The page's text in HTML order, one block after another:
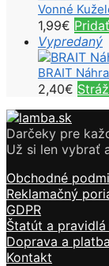
Vonné
1,99€
Vypredaný
BRAIT
2,40€
Darčeky pre
Už si len vybrať
Obchodné
Reklamačný
GDPR
Štatút a pravidlá
Doprava a platba
Kontakt